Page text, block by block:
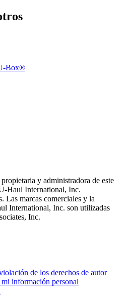
Box®
y administradora de este
Haul International, Inc.
Las marcas comerciales y la
International, Inc. son utilizadas
Inc.
de los derechos de autor
información personal